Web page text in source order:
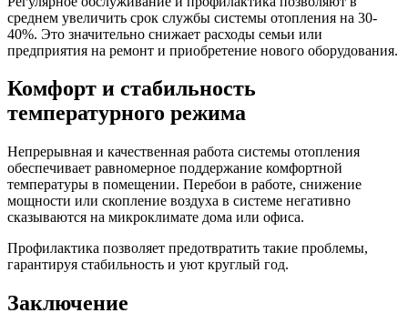
среднем увеличить срок службы системы отопления на 30-
40%. Это значительно снижает расходы семьи или
предприятия на ремонт и приобретение нового оборудования.
Комфорт и стабильность
температурного режима
Непрерывная и качественная работа системы отопления
обеспечивает равномерное поддержание комфортной
температуры в помещении. Перебои в работе, снижение
мощности или скопление воздуха в системе негативно
сказываются на микроклимате дома или офиса.
Профилактика позволяет предотвратить такие проблемы,
гарантируя стабильность и уют круглый год.
Заключение